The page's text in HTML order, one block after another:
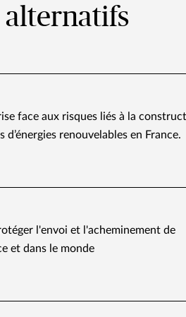
alternatifs
face aux risques liés à la
d’énergies renouvelables en France.
l'envoi et l'acheminement de
et dans le monde